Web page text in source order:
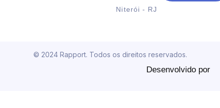
Niterói - RJ
© 2024 Rapport. Todos os direitos reservados.
Desenvolvido por